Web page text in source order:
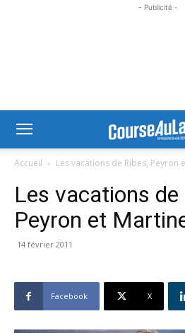
- Publicité -
Accueil Les vacations de Ribes, Peyron
Les vacations de
Peyron et
14 février 2011
Facebook X